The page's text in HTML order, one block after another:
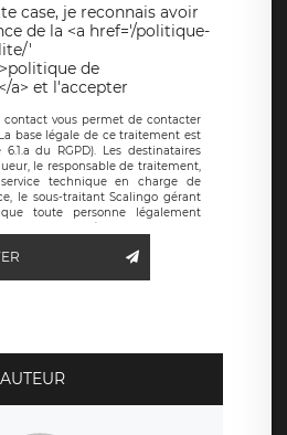
case, je reconnais avoir
de la <a href='/politique-
'
de
a> et l'accepter
vous permet de contacter
base légale de ce traitement est
du RGPD). Les destinataires
le responsable de traitement,
technique en charge de
le sous-traitant Scalingo gérant
toute personne légalement
de contact à destination du
des
clauses de protection
à vos données à caractère
ces droits auprès du délégué